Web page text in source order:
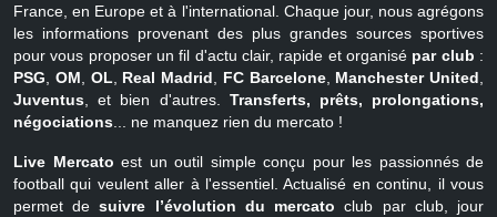
France, en Europe et à l'international. Chaque jour, nous agrégons
les informations provenant des plus grandes sources sportives
pour vous proposer un fil d'actu clair, rapide et organisé par club :
PSG
OM OL Real Madrid FC Barcelone, Manchester United
Juventus , et bien d'autres. Transferts, prêts, prolongations,
négociations ... ne manquez rien du mercato !
Live Mercato est un outil simple conçu pour les passionnés de
football qui veulent aller à l'essentiel. Actualisé en continu, il vous
permet desuivre l’évolution du mercato club par club, jour